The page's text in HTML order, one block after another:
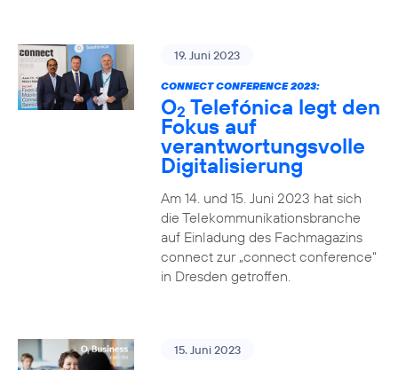
19. Juni 2023
CONNECT CONFERENCE 2023:
O2 Telefónica legt den
Fokus auf
verantwortungsvolle
Digitalisierung
Am 14. und 15. Juni 2023 hat sich
die Telekommunikationsbranche
auf Einladung des Fachmagazins
connect zur „connect conference“
in Dresden getroffen.
15. Juni 2023